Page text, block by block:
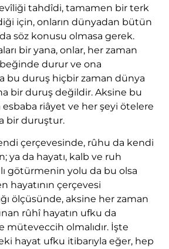
tahdîdi, tamamen bir terk
için, onların dünyadan bütün
söz konusu olmasa gerek.
bir yana, onlar, her zaman
durur ve ona
bu duruş hiçbir zaman dünya
bir duruş değildir. Aksine bu
esbaba riâyet ve her şeyi ötelere
bir duruştur.
çerçevesinde, rûhu da kendi
ya da hayatı, kalb ve ruh
götürmenin yolu da bu olsa
hayatının çerçevesi
ölçüsünde, aksine her zaman
rûhî hayatın ufku da
olmalıdır. İşte
hayat ufku itibarıyla eğer, hep